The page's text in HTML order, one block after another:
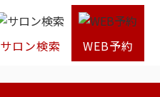
サロン検索
WEB予約